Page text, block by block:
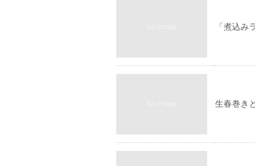
「煮込み
生春巻き